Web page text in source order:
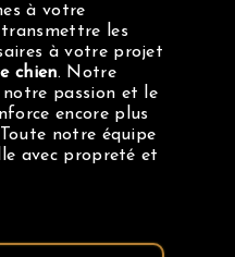
à votre
les
à votre projet
chien. Notre
passion et le
encore plus
notre équipe
avec propreté et